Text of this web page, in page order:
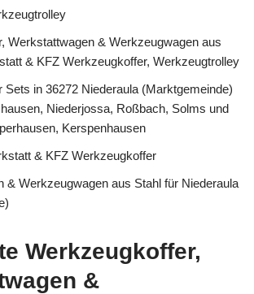
Werkstattwagen & Werkzeugwagen aus
& KFZ Werkzeugkoffer, Werkzeugtrolley
Sets in 36272 Niederaula (Marktgemeinde)
Niederjossa, Roßbach, Solms und
Kerspenhausen
& KFZ Werkzeugkoffer
& Werkzeugwagen aus Stahl für Niederaula
Werkzeugkoffer,
&